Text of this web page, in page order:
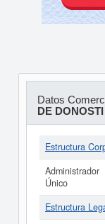
Datos
DE
Estructura
Administrador
Único
Estructura